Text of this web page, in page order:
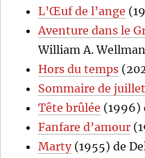
L’Œuf de l’ange
Aventure dans le
William A. Wellman
Hors du temps
Sommaire de
Tête brûlée (1996)
Fanfare d’amour
Marty(1955) de